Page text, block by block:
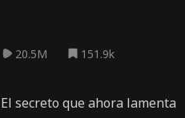
20.5M 151.9k
El secreto que ahora lamenta